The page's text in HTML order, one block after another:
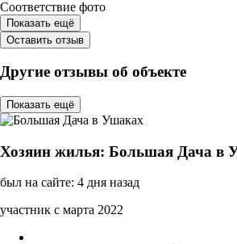
Соответствие фото
Показать ещё
Оставить отзыв
Другие отзывы об объекте
Показать ещё
Хозяин жилья: Большая Дача в
был на сайте: 4 дня назад
участник с марта 2022